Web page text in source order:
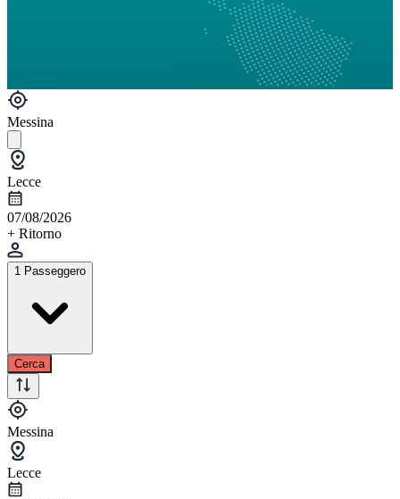
Messina
Lecce
07/08/2026
+ Ritorno
1 Passeggero
Cerca
Messina
Lecce